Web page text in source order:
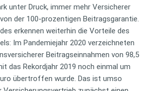
unter Druck, immer mehr Versicherer
der 100-prozentigen Beitragsgarantie.
erkennen weiterhin die Vorteile des
Im Pandemiejahr 2020 verzeichneten
Beitragseinnahmen von 98,5
das Rekordjahr 2019 noch einmal um
übertroffen wurde. Das ist umso